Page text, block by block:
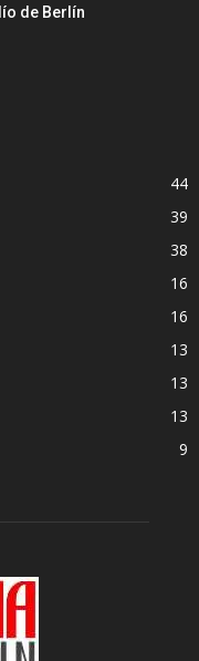
de Berlín
44
39
38
16
16
13
13
13
9